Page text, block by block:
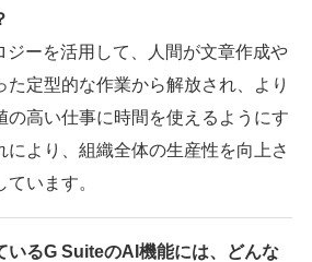
ジーを活用して、人間が文章作成や
た定型的な作業から解放され、より
の高い仕事に時間を使えるようにす
により、組織全体の生産性を向上さ
います。
いるG SuiteのAI機能には、どんな